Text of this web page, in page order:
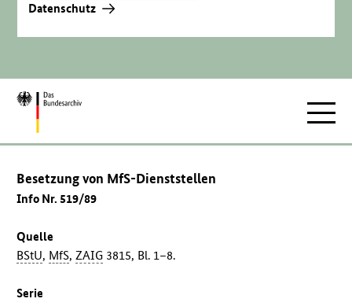
Datenschutz
Zur
Besetzung von MfS-Dienststellen
Info Nr. 519/89
Quelle
BStU, MfS,ZAIG 3815, Bl. 1–8.
Serie